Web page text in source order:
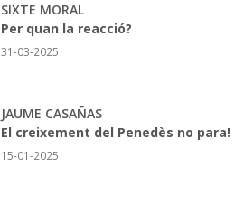
SIXTE MORAL
Per quan la reacció?
31-03-2025
JAUME CASAÑAS
El creixement del Penedès no para!
15-01-2025